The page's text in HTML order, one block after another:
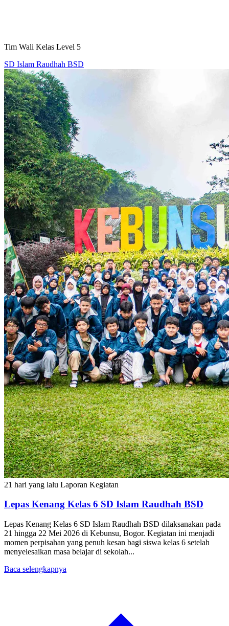
Tim Wali Kelas Level 5
SD Islam Raudhah BSD
21 hari yang lalu Laporan Kegiatan
Lepas Kenang Kelas 6 SD Islam Raudhah BSD
Lepas Kenang Kelas 6 SD Islam Raudhah BSD dilaksanakan pada
21 hingga 22 Mei 2026 di Kebunsu, Bogor. Kegiatan ini menjadi
momen perpisahan yang penuh kesan bagi siswa kelas 6 setelah
menyelesaikan masa belajar di sekolah...
Baca selengkapnya